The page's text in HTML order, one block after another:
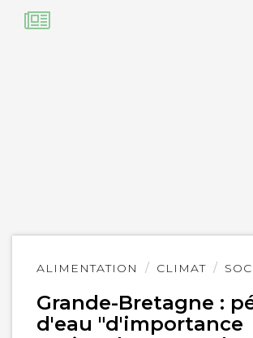
ALIMENTATION CLIMAT
Grande-Bretagne :
d'eau "d'importance
Lire